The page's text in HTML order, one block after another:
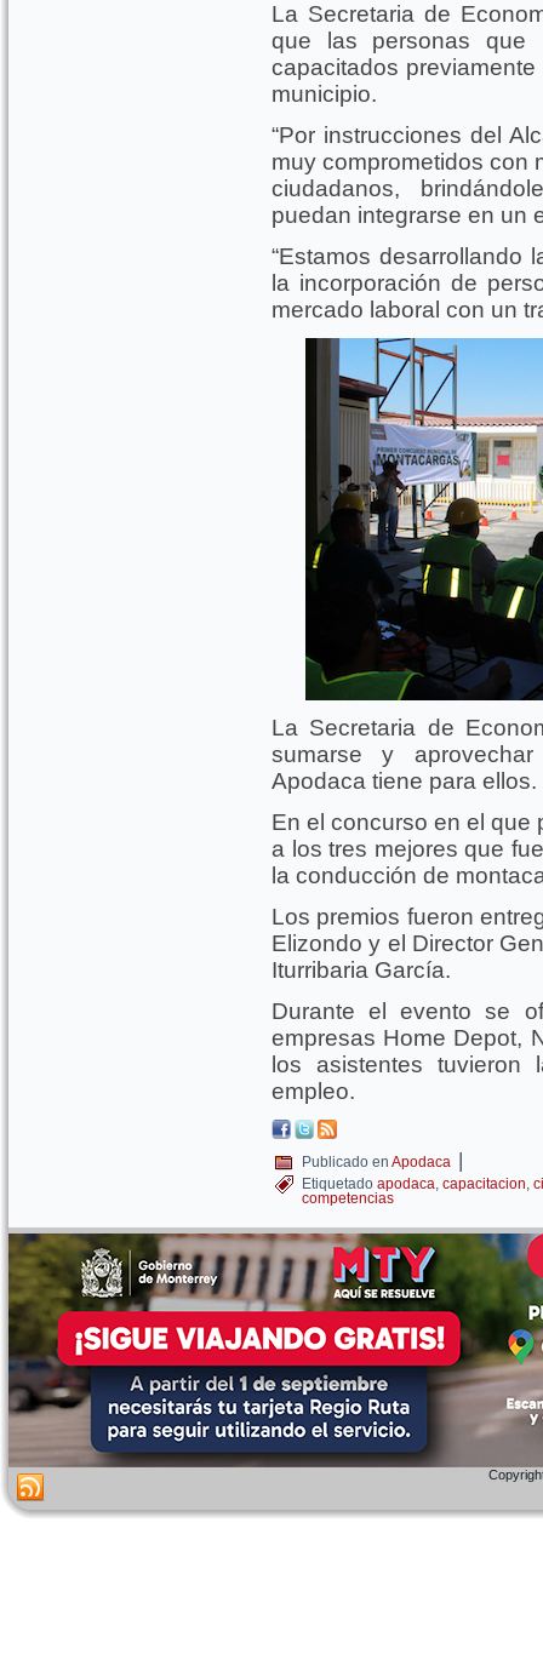
La Secretaria de
que las personas que
capacitados
municipio.
“Por instrucciones del
muy comprometidos con
ciudadanos,
puedan integrarse en un
“Estamos desarrollando
la incorporación de
mercado laboral con un
La Secretaria de
sumarse y
Apodaca tiene para ellos.
En el concurso en el que
a los tres mejores que
la conducción de
Los premios fueron
Elizondo y el Director
Iturribaria García.
Durante el evento se
empresas Home Depot,
los asistentes
empleo.
Publicado en Apodaca |
Etiquetado apodaca, capacitacion,
competencias